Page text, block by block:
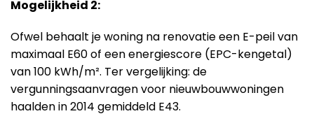
Mogelijkheid 2:
Ofwel behaalt je woning na renovatie een E-peil van
maximaal E60 of een energiescore (EPC-kengetal)
van 100 kWh/m². Ter vergelijking: de
vergunningsaanvragen voor nieuwbouwwoningen
haalden in 2014 gemiddeld E43.